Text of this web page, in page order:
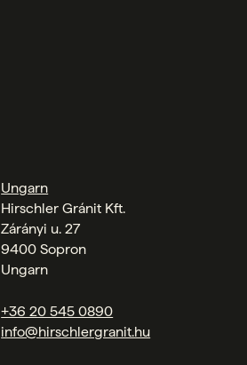
Ungarn
Hirschler Gránit Kft.
Zárányi u. 27
9400 Sopron
Ungarn
+36 20 545 0890
info@hirschlergranit.hu